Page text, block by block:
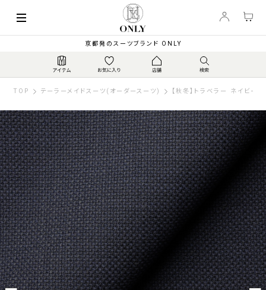
京都発のスーツブランド ONLY
TOP テーラーメイドスーツ(オーダースーツ) 【秋冬】トラベラー ネイビー